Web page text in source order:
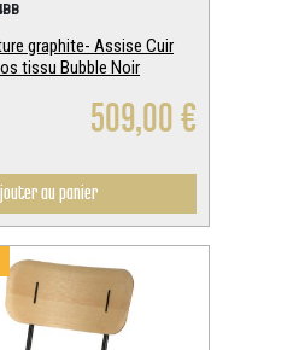
graphite- Assise Cuir
tissu Bubble Noir
509,00 €
au panier